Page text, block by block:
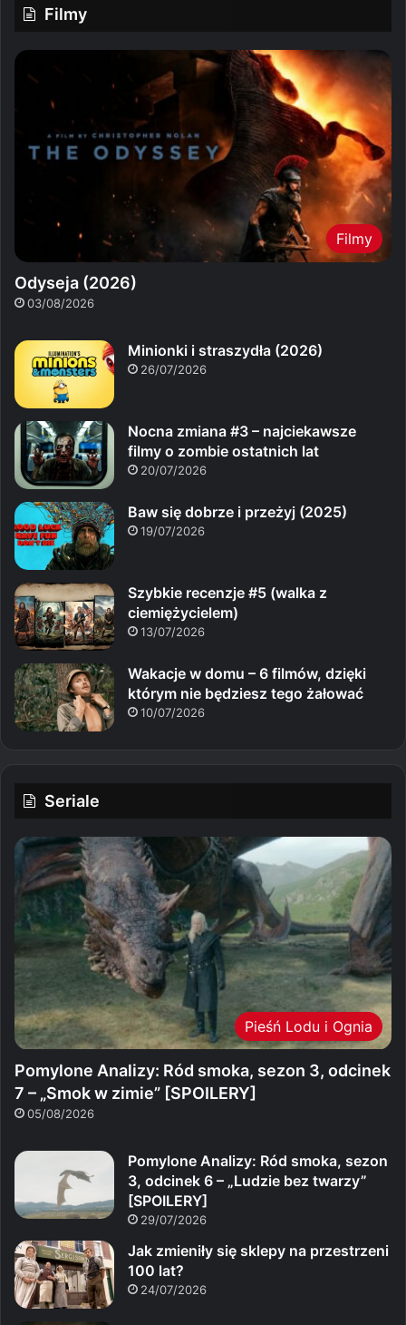
Filmy
Filmy
Odyseja (2026)
03/08/2026
Minionki i straszydła (2026)
26/07/2026
Nocna zmiana #3 – najciekawsze
filmy o zombie ostatnich lat
20/07/2026
Baw się dobrze i przeżyj (2025)
19/07/2026
Szybkie recenzje #5 (walka z
ciemiężycielem)
13/07/2026
Wakacje w domu – 6 filmów, dzięki
którym nie będziesz tego żałować
10/07/2026
Seriale
Pieśń Lodu i Ognia
Pomylone Analizy: Ród smoka, sezon 3, odcinek
7 – „Smok w zimie” [SPOILERY]
05/08/2026
Pomylone Analizy: Ród smoka, sezon
3, odcinek 6 – „Ludzie bez twarzy”
[SPOILERY]
29/07/2026
Jak zmieniły się sklepy na przestrzeni
100 lat?
24/07/2026